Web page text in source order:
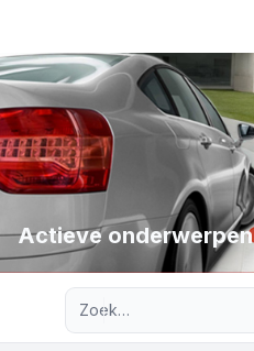
Actieve onderwerpen